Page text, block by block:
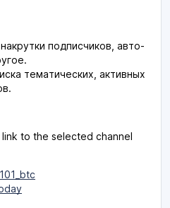
подписчиков, авто-
тематических, активных
to the selected channel